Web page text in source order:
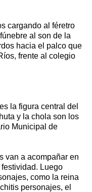
cargando al féretro
al son de la
hacia el palco que
frente al colegio
la figura central del
y la chola son los
Municipal de
van a acompañar en
Luego
como la reina
personajes, el